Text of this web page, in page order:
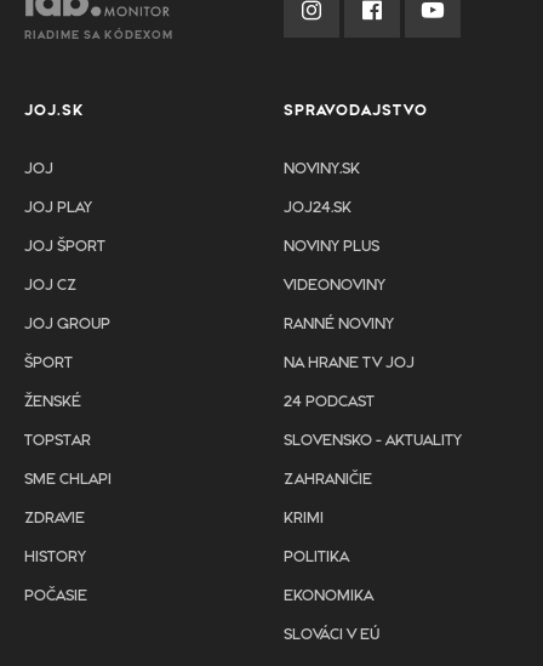
RIADIME SA KÓDEXOM
JOJ.SK
JOJ
JOJ PLAY
JOJ ŠPORT
JOJ CZ
JOJ GROUP
ŠPORT
ŽENSKÉ
TOPSTAR
SME CHLAPI
ZDRAVIE
HISTORY
POČASIE
SPRAVODAJSTVO
NOVINY.SK
JOJ24.SK
NOVINY PLUS
VIDEONOVINY
RANNÉ NOVINY
NA HRANE TV JOJ
24 PODCAST
SLOVENSKO - AKTUALITY
ZAHRANIČIE
KRIMI
POLITIKA
EKONOMIKA
SLOVÁCI V EÚ